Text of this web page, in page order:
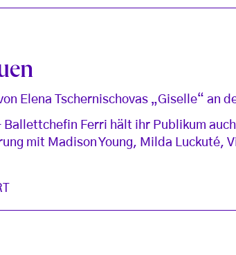
Elena Tschernischovas „Giselle“ an
Ballettchefin Ferri hält ihr Publikum
mit Madison Young, Milda Luckuté,